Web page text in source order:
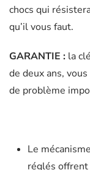
chocs qui
qu’il vous faut.
GARANTIE : la
de deux ans,
de problème
Le
réglés